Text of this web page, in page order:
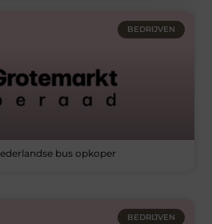
BEDRIJVEN
bus opkoper
BEDRIJVEN